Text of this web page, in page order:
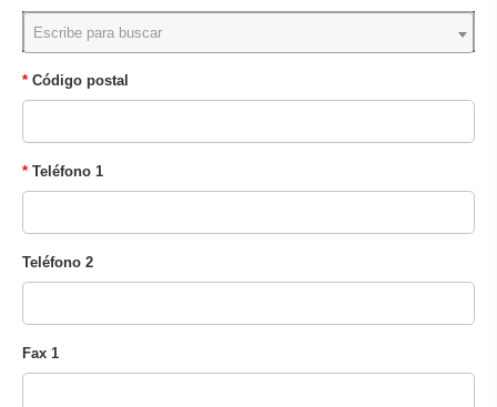
Escribe para buscar
Código postal
Teléfono 1
Teléfono 2
Fax 1